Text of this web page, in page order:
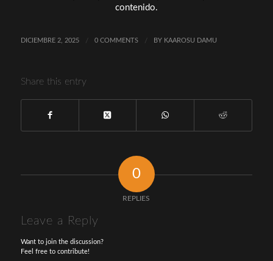
contenido.
DICIEMBRE 2, 2025 / 0 COMMENTS / BY KAAROSU DAMU
Share this entry
0
REPLIES
Leave a Reply
Want to join the discussion?
Feel free to contribute!